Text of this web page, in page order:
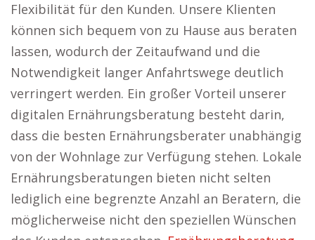
Flexibilität für den Kunden. Unsere Klienten
können sich bequem von zu Hause aus beraten
lassen, wodurch der Zeitaufwand und die
Notwendigkeit langer Anfahrtswege deutlich
verringert werden. Ein großer Vorteil unserer
digitalen Ernährungsberatung besteht darin,
dass die besten Ernährungsberater unabhängig
von der Wohnlage zur Verfügung stehen. Lokale
Ernährungsberatungen bieten nicht selten
lediglich eine begrenzte Anzahl an Beratern, die
möglicherweise nicht den speziellen Wünschen